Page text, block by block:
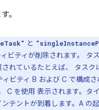
。
と
ビティが削除されます。 タ
れているたとえば、 タスク
ィビティ B および C で構成
C を使用 表示されます。タ
ンテントが到着します。A の